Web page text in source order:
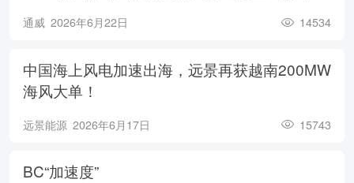
通威 2026年6月22日 14534
中国海上风电加速出海，远景再获越南200MW
海风大单！
远景能源 2026年6月17日 15743
BC“加速度”